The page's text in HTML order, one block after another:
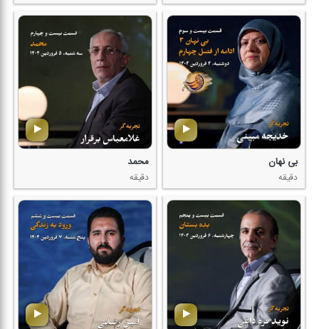
بی نهان
دقیقه
محمد
دقیقه